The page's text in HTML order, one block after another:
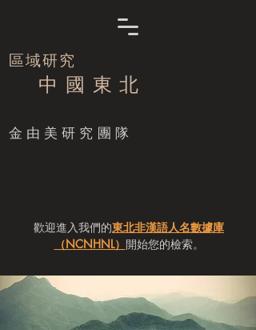
區域研究
中 國 東 北
​金由美研究團隊
歡迎進入我們的東北非漢語人名數據庫
（NCNHNL） 開始您的檢索。